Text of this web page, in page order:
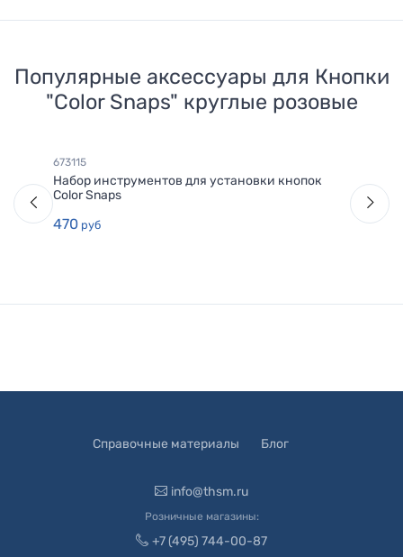
Популярные аксессуары для Кнопки
"Color Snaps" круглые розовые
673115
Набор инструментов для установки кнопок
Color Snaps
470 руб
Справочные материалы Блог
info@thsm.ru
Розничные магазины:
+7 (495) 744-00-87